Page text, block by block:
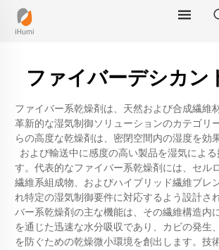
ファイバーデシカン
ファイバー系乾燥剤は、天然および合成繊維
革新的な湿気制御ソリューションのカテゴリ
らの高度な乾燥剤は、密閉空間内の湿度を効
および輸送中に感度の高い製品を湿気によ
す。代表的なファイバー系乾燥剤には、セル
繊維系組成物、およびハイブリッド繊維ブレ
れ特定の湿気制御要件に対応するよう設計さ
バー系乾燥剤の主な機能は、その繊維構造内
を通じた迅速な水分吸収であり、カビの発生
を防ぐための乾燥微小環境を創出します。技